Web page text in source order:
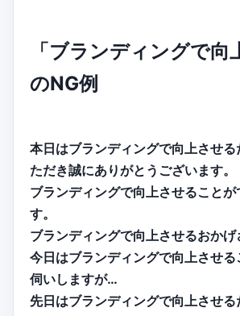
「ブランディングで向
のNG例
本日はブランディングで向上させ
ただき誠にありがとうございます。
ブランディングで向上させること
す。
ブランディングで向上させるおかげ
今日はブランディングで向上させ
伺いしますが…
先日はブランディングで向上させ